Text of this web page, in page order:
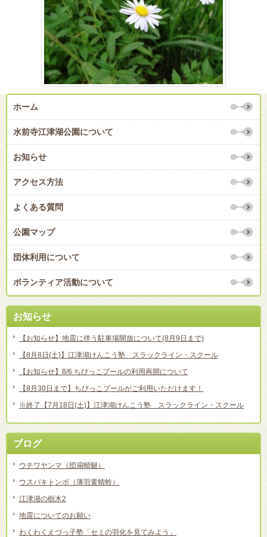
ホーム
水前寺江津湖公園について
お知らせ
アクセス方法
よくある質問
公園マップ
団体利用について
ボランティア活動について
お知らせ
【お知らせ】地震に伴う駐車場開放について(8月9日まで)
【8月8日(土)】江津湖けんこう塾 スラックライン・スクール
【お知らせ】8/6 ちびっこプールの利用再開について
【8月30日まで】ちびっこプールがご利用いただけます！
※終了【7月18日(土)】江津湖けんこう塾 スラックライン・スクール
ブログ
ウチワヤンマ（団扇蜻蜒）
ウスバキトンボ（薄羽黄蜻蛉）
江津湖の樹木2
地震についてのお願い
わくわくえづっ子塾「セミの羽化を見てみよう」